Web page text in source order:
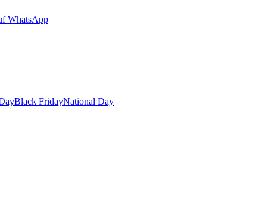
WhatsApp
Black FridayNational Day